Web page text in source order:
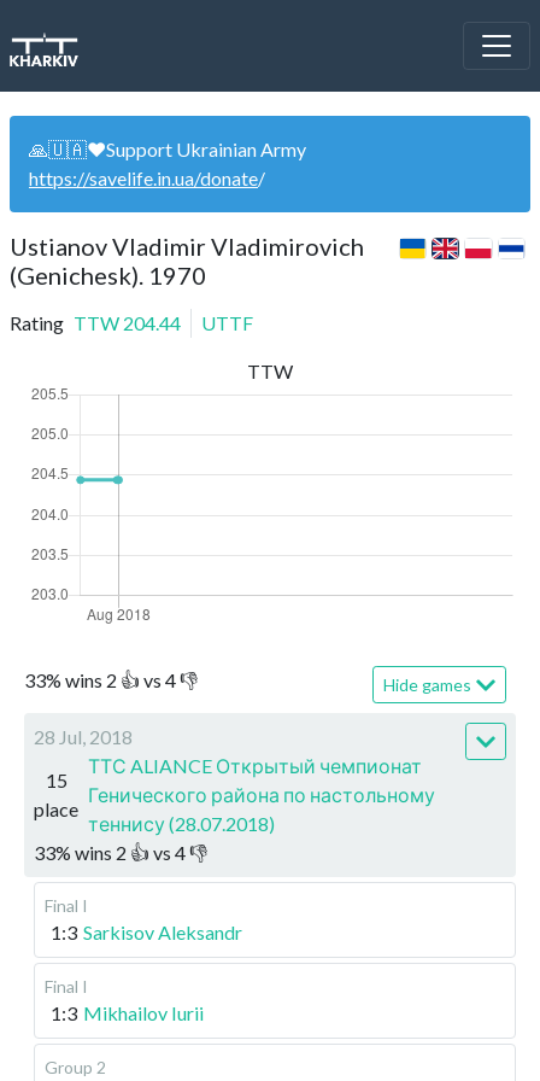
🙏🇺🇦❤️Support Ukrainian Army
https://savelife.in.ua/donate/
Ustianov Vladimir Vladimirovich
(Genichesk). 1970
Rating TTW 204.44 UTTF
33% wins 2 👍 vs 4👎 Hide games
28 Jul, 2018
15
place
ТТС ALIANCE Открытый чемпионат
Генического района по настольному
теннису (28.07.2018)
33% wins 2 👍 vs 4👎
Final I
1:3 Sarkisov Aleksandr
Final I
1:3 Mikhailov Iurii
Group 2
TTW